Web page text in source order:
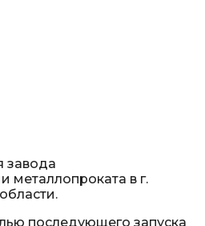
завода
металлопроката в г.
последующего запуска